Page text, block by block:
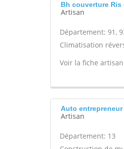
Bh couverture
Artisan
Département: 91,
Climatisation
Voir la fiche
Auto
Artisan
Département: 13